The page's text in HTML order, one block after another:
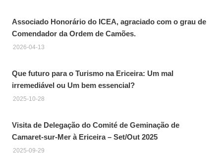
Associado Honorário do ICEA, agraciado com o grau de
Comendador da Ordem de Camões.
2026-04-13
Que futuro para o Turismo na Ericeira: Um mal
irremediável ou Um bem essencial?
2025-10-28
Visita de Delegação do Comité de Geminação de
Camaret-sur-Mer à Ericeira – Set/Out 2025
2025-09-29